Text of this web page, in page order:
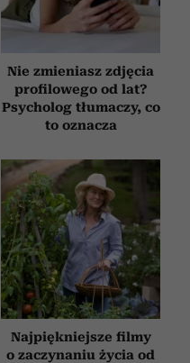
Nie zmieniasz zdjęcia
profilowego od lat?
Psycholog tłumaczy, co
to oznacza
Najpiękniejsze filmy
o zaczynaniu życia od